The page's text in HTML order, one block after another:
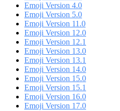
Emoji Version 4.0
Emoji Version 5.0
Emoji Version 11.0
Emoji Version 12.0
Emoji Version 12.1
Emoji Version 13.0
Emoji Version 13.1
Emoji Version 14.0
Emoji Version 15.0
Emoji Version 15.1
Emoji Version 16.0
Emoji Version 17.0